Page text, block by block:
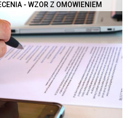
- WZÓR Z OMÓWIENIEM